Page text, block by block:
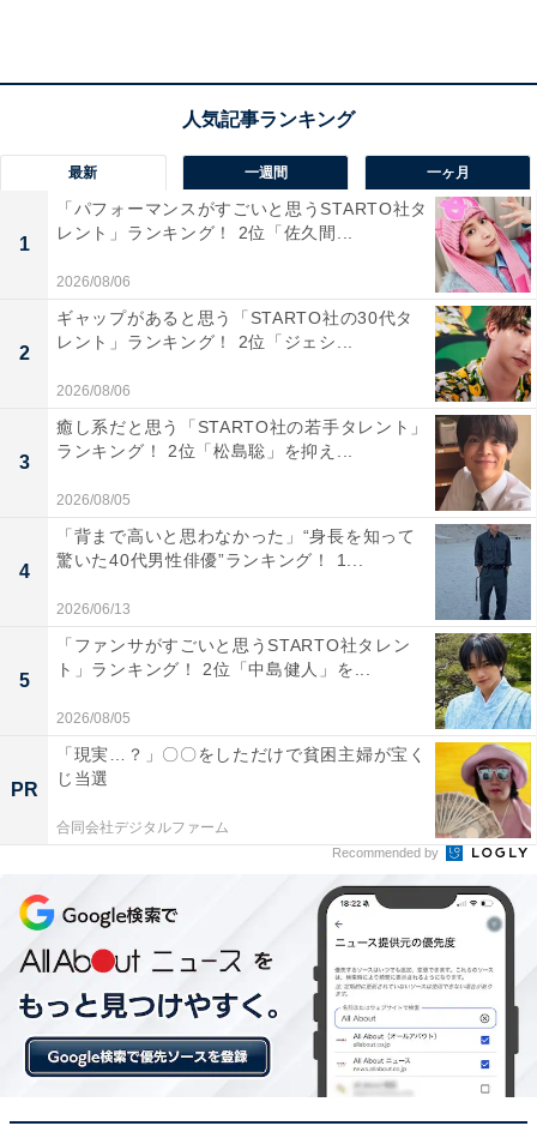
「天候が悪くても、ホテルの中で十分楽しめそうだ
からです」（50代女性／大阪府）
1位：札幌市時計台（旧札幌農学校演武場）／40票
栄えある1位に輝いたのは、札幌市中央区にある「札幌
市時計台（旧札幌農学校演武場）」です。国の重要文化
財にも指定されている札幌の象徴的な歴史的建造物であ
り、アクセスも抜群。屋内施設であるため、万が一雨が
降った場合でも天候を気にせず、演武場としての歴史や
時計装置の仕組みをじっくりと見学できる点が魅力で
す。
回答者コメント
最新 一週間 一ヶ月
1
「パフォーマンスがすごいと思うSTARTO社タ
レント」ランキング！ 2位「佐久間...
2026/08/06
2
ギャップがあると思う「STARTO社の30代タ
レント」ランキング！ 2位「ジェシ...
2026/08/06
3
癒し系だと思う「STARTO社の若手タレント」
ランキング！ 2位「松島聡」を抑え...
2026/08/05
4
「背まで高いと思わなかった」“身長を知って
驚いた40代男性俳優”ランキング！ 1...
2026/06/13
5
「ファンサがすごいと思うSTARTO社タレン
ト」ランキング！ 2位「中島健人」を...
2026/08/05
PR
「現実…？」〇〇をしただけで貧困主婦が宝く
じ当選
合同会社デジタルファーム
Recommended by